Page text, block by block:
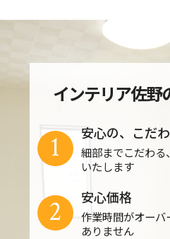
インテリア佐野
安心の、こだ
細部までこだわ
いたします
1
安心価格
作業時間がオーバ
ありません
2